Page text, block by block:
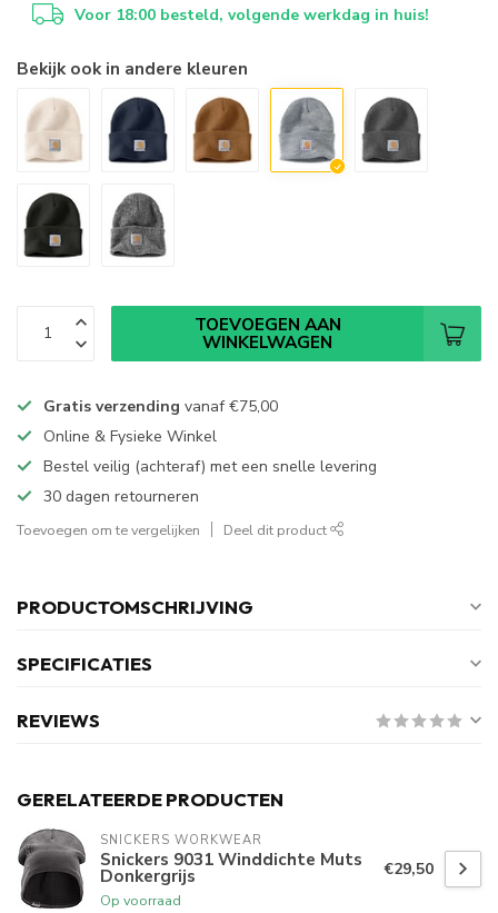
Voor 18:00 besteld, volgende werkdag in huis!
Bekijk ook in andere kleuren
TOEVOEGEN AAN
WINKELWAGEN
Gratis verzending vanaf€75,00
Online & Fysieke Winkel
Bestel veilig (achteraf) met een snelle levering
30 dagen retourneren
Toevoegen om te vergelijken Deel dit product
PRODUCTOMSCHRIJVING
SPECIFICATIES
REVIEWS
GERELATEERDE PRODUCTEN
SNICKERS WORKWEAR
Snickers 9031 Winddichte Muts
Donkergrijs
Op voorraad
€29,50